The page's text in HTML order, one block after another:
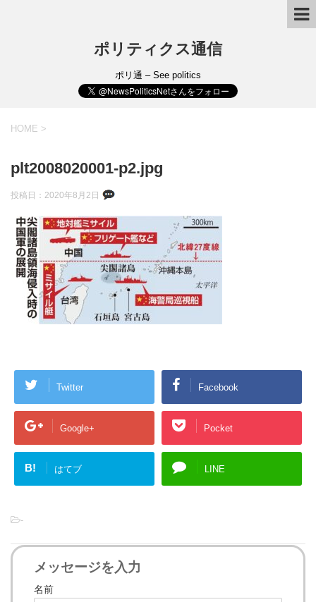
ポリティクス通信
ポリ通 – See politics
HOME >
plt2008020001-p2.jpg
投稿日： 2020年8月2日
Twitter Facebook
Google+ Pocket
B! はてブ LINE
-
メッセージを入力
名前